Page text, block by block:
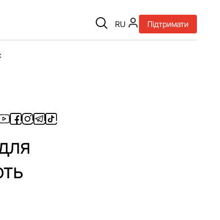
RU Підтримати